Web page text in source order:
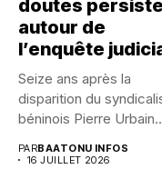
doutes
autour de
l’enquête
Seize ans après la
disparition du
béninois Pierre Urbain
PARBAATONU INFOS
16 JUILLET 2026